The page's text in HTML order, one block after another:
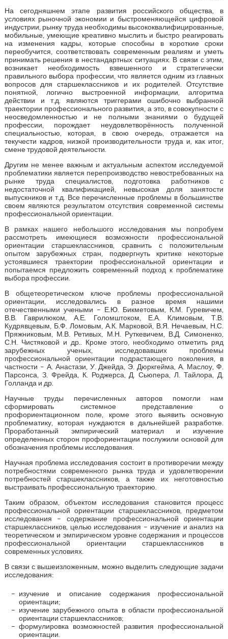
На сегодняшнем этапе развития российского общества, в
условиях рыночной экономии и быстроменяющейся цифровой
индустрии, рынку труда необходимы высококвалифицированные,
мобильные, умеющие креативно мыслить и быстро реагировать
на изменения кадры, которые способны в короткие сроки
переобучится, соответствовать современным реалиям и уметь
принимать решения в нестандартных ситуациях. В связи с этим,
возникает необходимость взвешенного и стратегически
правильного выбора профессии, что является одним из главных
вопросов для старшеклассников и их родителей. Отсутствие
понятной, логично выстроенной информации, алгоритма
действии и т.д. являются триггерами ошибочно выбранной
траектории профессионального развития, а это, в совокупности с
неосведомленностью и не полными знаниями о будущей
профессии, порождает неудовлетворённость полученной
специальностью, которая, в свою очередь, отражается на
текучести кадров, низкой производительности труда и, как итог,
смене трудовой деятельности.
Другим не менее важным и актуальным аспектом исследуемой
проблематики является перепроизводство невостребованных на
рынке труда специалистов, подготовка работников с
недостаточной квалификацией, невысокая доля занятости
выпускников и т.д. Все перечисленные проблемы в большинстве
своем являются результатом отсутствия современной системы
профессиональной ориентации.
В рамках нашего небольшого исследования мы попробуем
рассмотреть имеющиеся возможности профессиональной
ориентации старшеклассников, сравнить с положительным
опытом зарубежных стран, подвергнуть критике некоторые
устоявшиеся траектории профессиональной ориентации и
попытаемся предложить современный подход к проблематике
выбора профессии.
В общетеоретическом ключе проблемы профессиональной
ориентации, исследовались в разное время нашими
отечественными учеными – Е.Ю. Бикметовым, К.М. Гуревичем,
В.В. Гаврилюком, А.Е. Голомштоком, Е.А. Климовым, Т.В.
Кудрявцевым, Б.Ф. Ломовым, А.К. Марковой, В.Я. Нечаевым, Н.С.
Пряжниковым, М.В. Ретивых, М.Н. Руткевичем, В.Д. Симоненко,
С.Н. Чистяковой и др.. Кроме этого, необходимо отметить ряд
зарубежных ученых, исследовавших проблемы
профессиональной ориентации подрастающего поколения, в
частности – А. Анастази, У. Джейда, Э. Дюркгейма, А. Маслоу, Ф.
Парсонса, З. Фрейда, К. Роджерса, Д. Сьюпера, Л. Тайлора, Д.
Голланда и др.
Научные труды перечисленных авторов помогли нам
сформировать системное представление о
профориентационном поле, кроме этого выявить основную
проблематику, которая нуждаются в дальнейшей разработке.
Проработанный эмпирический материал и изучение
определенных сторон профориентации послужили основой для
обозначения проблемы исследования.
Научная проблема исследования состоит в противоречии между
потребностями современного рынка труда и удовлетворении
потребностей старшеклассников, а также их неготовностью
выстраивать профессиональную траекторию.
Таким образом, объектом исследования становится процесс
профессиональной ориентации старшеклассников, предметом
исследования – содержание профессиональной ориентации
старшеклассников, целью исследования – изучение и анализ на
теоретическом и эмпирическом уровне содержания и процессов
профессиональной ориентации старшеклассников в
современных условиях.
В связи с вышеизложенным, можно выделить следующие задачи
исследования:
изучение и описание содержания профессиональной
ориентации;
изучение зарубежного опыта в области профессиональной
ориентации старшеклассников;
формулировка возможностей развития профессиональной
ориентации.